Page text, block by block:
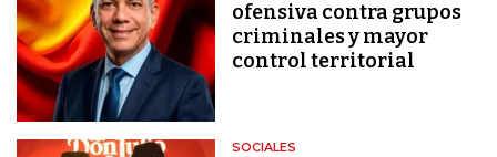
ofensiva contra grupos
criminales y mayor
control territorial
SOCIALES